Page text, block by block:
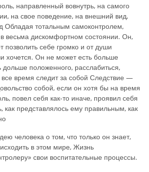
направленный вовнутрь, на самого
на свое поведение, на внешний вид,
Обладая тотальным самоконтролем,
весьма дискомфортном состоянии. Он,
позволить себе громко и от души
хочется. Он не может есть больше
дольше положенного, расслабиться,
время следит за собой Следствие —
собой, если он хотя бы на время
повел себя как-то иначе, проявил себя
как представлялось ему правильным, как
человека о том, что только он знает,
в этом мире, Жизнь
свои воспитательные процессы.